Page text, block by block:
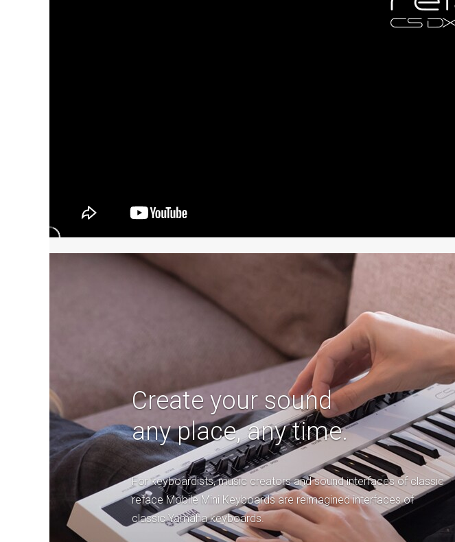
Create your sound
any place, any time.
For keyboardists, music creators and sound interfaces of classic
reface Mobile Mini Keyboards are reimagined interfaces of
classic Yamaha keyboards.